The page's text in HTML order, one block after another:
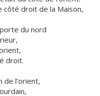
côté droit de la Maison,
du nord
droit.
de l’orient,